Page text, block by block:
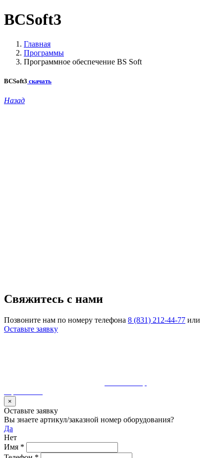
BCSoft3
Главная
Программы
Программное обеспечение BS Soft
BCSoft3 скачать
Назад
Свяжитесь с нами
Позвоните нам по номеру телефона 8 (831) 212-44-77 или
Оставьте заявку
×
Оставьте заявку
Вы знаете артикул/заказной номер оборудования?
Да
Нет
Имя *